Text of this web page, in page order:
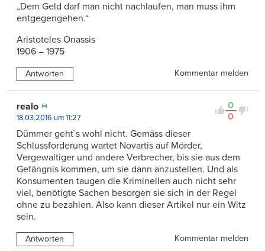
„Dem Geld darf man nicht nachlaufen, man muss ihm
entgegengehen.“
Aristoteles Onassis
1906 – 1975
Antworten Kommentar melden
0
0
realo
18.03.2016 um 11:27
Dümmer geht`s wohl nicht. Gemäss dieser
Schlussforderung wartet Novartis auf Mörder,
Vergewaltiger und andere Verbrecher, bis sie aus dem
Gefängnis kommen, um sie dann anzustellen. Und als
Konsumenten taugen die Kriminellen auch nicht sehr
viel, benötigte Sachen besorgen sie sich in der Regel
ohne zu bezahlen. Also kann dieser Artikel nur ein Witz
sein.
Antworten
Kommentar melden